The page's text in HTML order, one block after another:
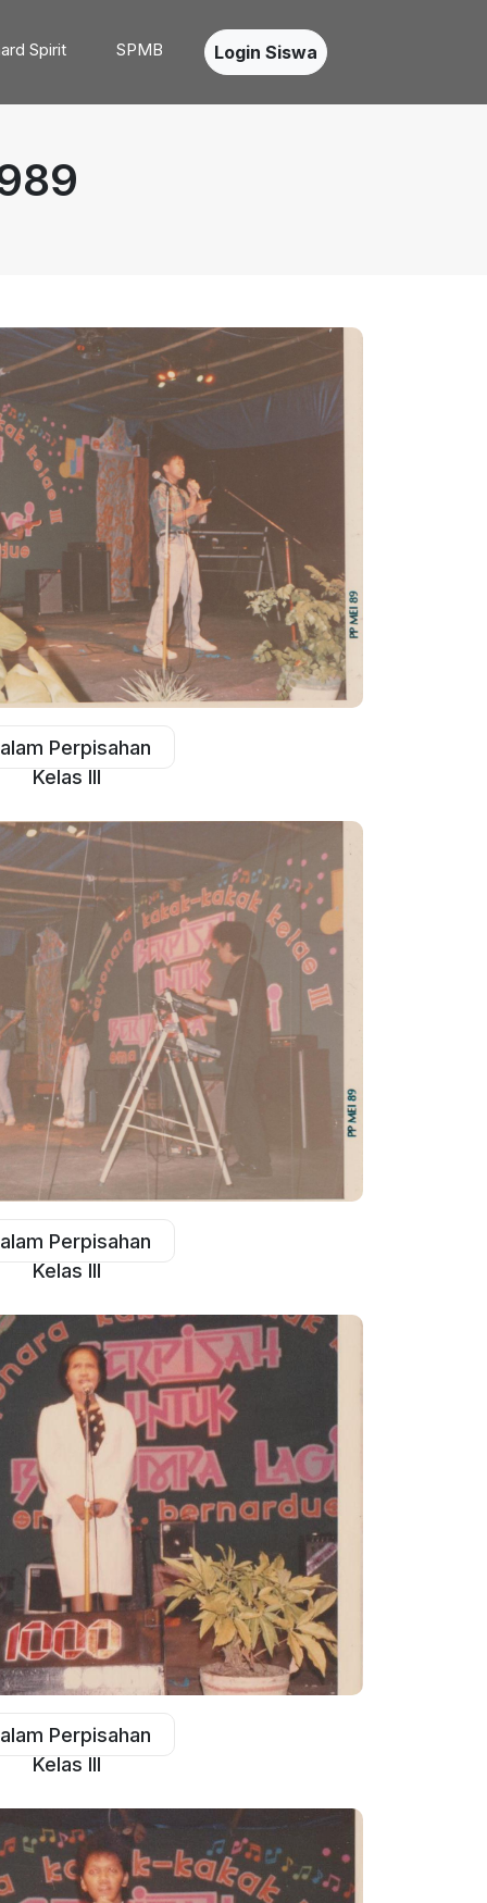
Spirit SPMB Login Siswa
Perpisahan
Kelas III
Perpisahan
Kelas III
Perpisahan
Kelas III